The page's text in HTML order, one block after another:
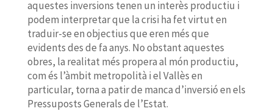
aquestes inversions tenen un interès productiu i
podem interpretar que la crisi ha fet virtut en
traduir-se en objectius que eren més que
evidents des de fa anys. No obstant aquestes
obres, la realitat més propera al món productiu,
com és l’àmbit metropolità i el Vallès en
particular, torna a patir de manca d’inversió en els
Pressuposts Generals de l’Estat.